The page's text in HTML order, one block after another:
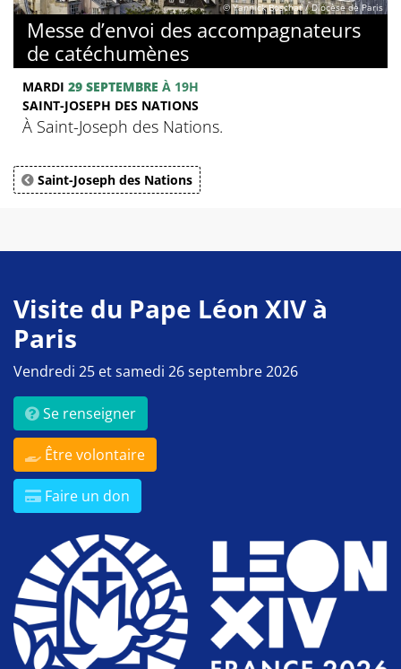
© Yannick Boschat / Diocèse de Paris
Messe d’envoi des accompagnateurs
de catéchumènes
MARDI 29 SEPTEMBRE À 19H
SAINT-JOSEPH DES NATIONS
À Saint-Joseph des Nations.
Saint-Joseph des Nations
Visite du Pape Léon XIV à
Paris
Vendredi 25 et samedi 26 septembre 2026
Se renseigner
Être volontaire
Faire un don